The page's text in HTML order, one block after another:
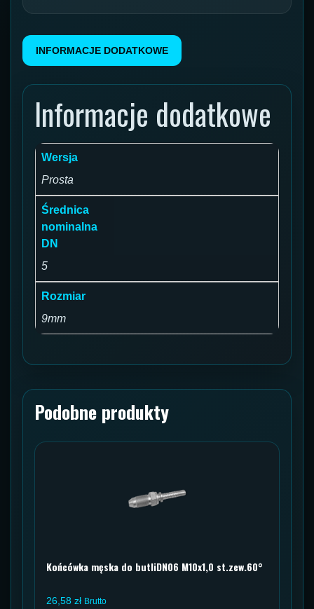
INFORMACJE DODATKOWE
Informacje dodatkowe
Wersja
Prosta
Średnica
nominalna
DN
5
Rozmiar
9mm
Podobne produkty
Końcówka męska do butliDN06 M10x1,0 st.zew.60°
26,58 zł Brutto